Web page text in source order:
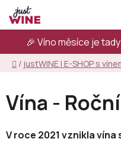
Přejít
na
obsah
🎉 Víno měsíce je
Domů
/ justWINE | E-SHOP s
Vína -
V roce 2021 vznikla